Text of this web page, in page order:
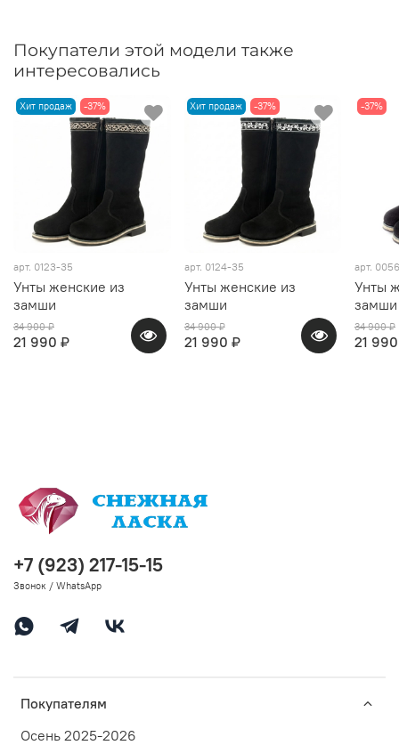
Покупатели этой модели также
интересовались
Хит продаж -37%
арт. 0123-35
Унты женские из
замши
34 900 ₽
21 990 ₽
Хит продаж -37%
арт. 0124-35
Унты женские из
замши
34 900 ₽
21 990 ₽
-37%
арт.
Унты
замши
34 900 ₽
21
Покупателям
Осень 2025-2026
+7 (923) 217-15-15
Звонок / WhatsApp